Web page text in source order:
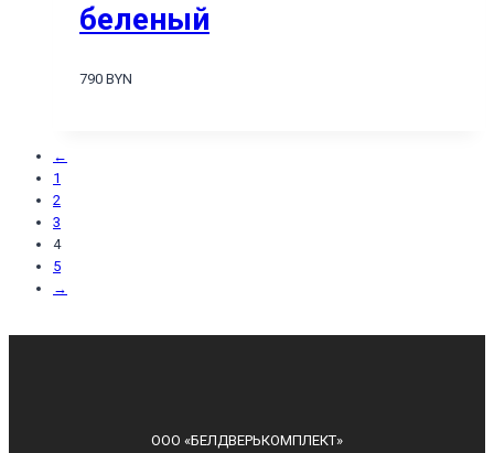
беленый
790 BYN
←
1
2
3
4
5
→
ООО «БЕЛДВЕРЬКОМПЛЕКТ»